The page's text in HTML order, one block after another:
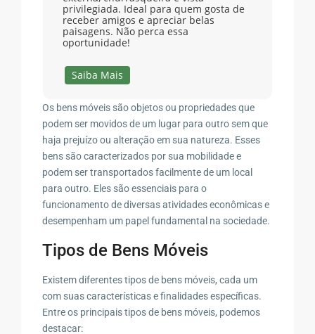
privilegiada. Ideal para quem gosta de
receber amigos e apreciar belas
paisagens. Não perca essa
oportunidade!
Saiba Mais
Os bens móveis são objetos ou propriedades que
podem ser movidos de um lugar para outro sem que
haja prejuízo ou alteração em sua natureza. Esses
bens são caracterizados por sua mobilidade e
podem ser transportados facilmente de um local
para outro. Eles são essenciais para o
funcionamento de diversas atividades econômicas e
desempenham um papel fundamental na sociedade.
Tipos de Bens Móveis
Existem diferentes tipos de bens móveis, cada um
com suas características e finalidades específicas.
Entre os principais tipos de bens móveis, podemos
destacar: